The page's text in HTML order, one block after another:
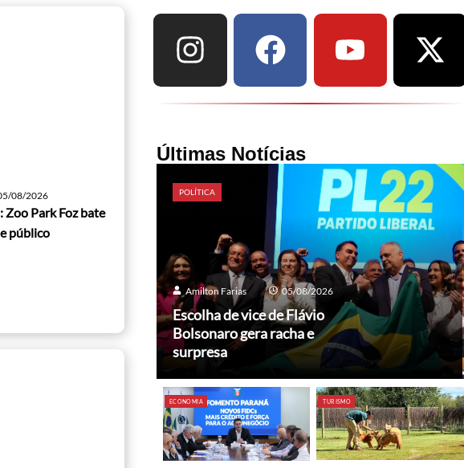
08/2026
Zoo Park Foz bate
público
Últimas Notícias
POLÍTICA
Amilton Farias 05/08/2026
Escolha de vice de Flávio
Bolsonaro gera racha e
surpresa
ECONOMIA TURISMO